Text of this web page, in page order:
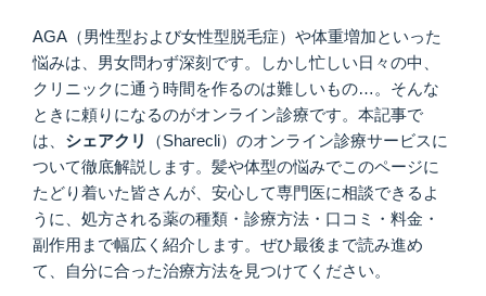
AGA（男性型および女性型脱毛症）や体重増加といった
悩みは、男女問わず深刻です。しかし忙しい日々の中、
クリニックに通う時間を作るのは難しいもの…。そんな
ときに頼りになるのがオンライン診療です。本記事で
は、 シェアクリ
（Sharecli）のオンライン診療サービスに
ついて徹底解説します。髪や体型の悩みでこのページに
たどり着いた皆さんが、安心して専門医に相談できるよ
うに、処方される薬の種類・診療方法・口コミ・料金・
副作用まで幅広く紹介します。ぜひ最後まで読み進め
て、自分に合った治療方法を見つけてください。